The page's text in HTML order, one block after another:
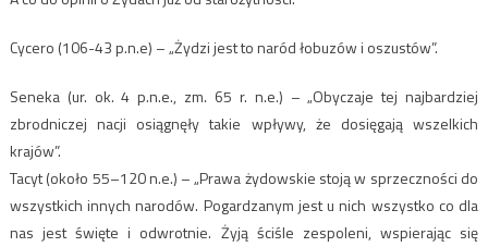
Cycero (106-43 p.n.e) – „Żydzi jest to naród łobuzów i oszustów”.
Seneka (ur. ok. 4 p.n.e., zm. 65 r. n.e.) – „Obyczaje tej najbardziej
zbrodniczej nacji osiągnęły takie wpływy, że dosięgają wszelkich
krajów”.
Tacyt (około 55–120 n.e.) – „Prawa żydowskie stoją w sprzeczności do
wszystkich innych narodów. Pogardzanym jest u nich wszystko co dla
nas jest święte i odwrotnie. Żyją ściśle zespoleni, wspierając się